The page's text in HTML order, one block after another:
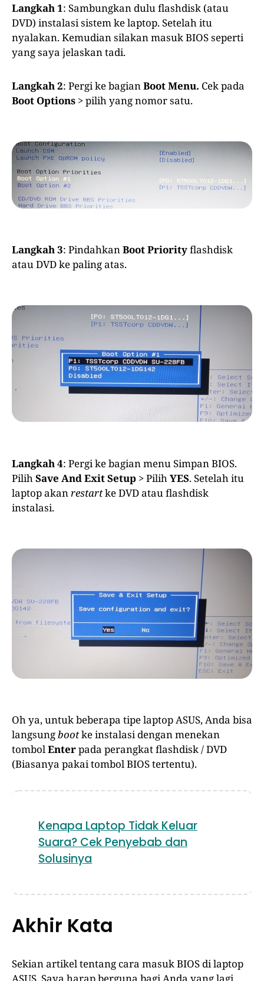
Langkah 1: Sambungkan dulu flashdisk (atau
DVD) instalasi sistem ke laptop. Setelah itu
nyalakan. Kemudian silakan masuk BIOS seperti
yang saya jelaskan tadi.
Langkah 2: Pergi ke bagianBoot Menu. Cek pada
Boot Options > pilih yang nomor satu.
Langkah 3: PindahkanBoot Priorityflashdisk
atau DVD ke paling atas.
Langkah 4: Pergi ke bagian menu Simpan BIOS.
PilihSave And Exit Setup > PilihYES. Setelah itu
laptop akanrestartke DVD atau flashdisk
instalasi.
Oh ya, untuk beberapa tipe laptop ASUS, Anda bisa
langsungbootke instalasi dengan menekan
tombolEnterpada perangkat flashdisk / DVD
(Biasanya pakai tombol BIOS tertentu).
Kenapa Laptop Tidak Keluar
Suara? Cek Penyebab dan
Solusinya
Akhir Kata
Sekian artikel tentang cara masuk BIOS di laptop
ASUS. Saya harap berguna bagi Anda yang lagi